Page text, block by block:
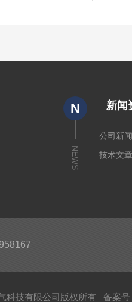
N
NEWS
新闻
公司新
技术文
科技有限公司版权所有 备案号